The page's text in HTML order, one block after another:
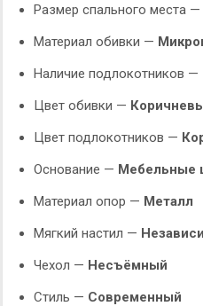
Размер спального места —
Материал обивки —
Наличие подлокотников —
Цвет обивки —
Цвет подлокотников —
Основание — Мебельные
Материал опор — Металл
Мягкий настил —
Чехол — Несъёмный
Стиль — Современный